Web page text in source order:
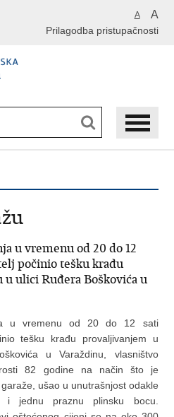
A A
Prilagodba pristupačnosti
u vremenu od 20 do 12
počinio tešku krađu
ulici Ruđera Boškovića u
u vremenu od 20 do 12 sati
tešku krađu provaljivanjem u
u Varaždinu, vlasništvo
82 godine na način što je
ušao u unutrašnjost odakle
jednu praznu plinsku bocu.